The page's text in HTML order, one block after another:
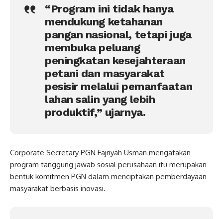
“Program ini tidak hanya
mendukung ketahanan
pangan nasional, tetapi juga
membuka peluang
peningkatan kesejahteraan
petani dan masyarakat
pesisir melalui pemanfaatan
lahan salin yang lebih
produktif,” ujarnya.
Corporate Secretary PGN Fajriyah Usman mengatakan
program tanggung jawab sosial perusahaan itu merupakan
bentuk komitmen PGN dalam menciptakan pemberdayaan
masyarakat berbasis inovasi.